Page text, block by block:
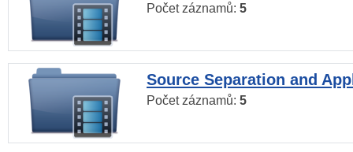
Počet záznamů: 5
Source Separation and
Počet záznamů: 5